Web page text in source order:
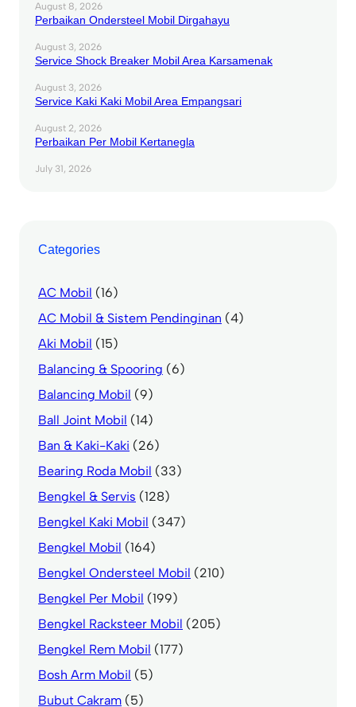
August 8, 2026
Perbaikan Ondersteel Mobil Dirgahayu
August 3, 2026
Service Shock Breaker Mobil Area Karsamenak
August 3, 2026
Service Kaki Kaki Mobil Area Empangsari
August 2, 2026
Perbaikan Per Mobil Kertanegla
July 31, 2026
Categories
AC Mobil (16)
AC Mobil & Sistem Pendinginan (4)
Aki Mobil (15)
Balancing & Spooring (6)
Balancing Mobil (9)
Ball Joint Mobil (14)
Ban & Kaki-Kaki (26)
Bearing Roda Mobil (33)
Bengkel & Servis (128)
Bengkel Kaki Mobil (347)
Bengkel Mobil (164)
Bengkel Ondersteel Mobil (210)
Bengkel Per Mobil (199)
Bengkel Racksteer Mobil (205)
Bengkel Rem Mobil (177)
Bosh Arm Mobil (5)
Bubut Cakram (5)